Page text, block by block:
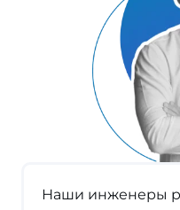
Наши инженеры